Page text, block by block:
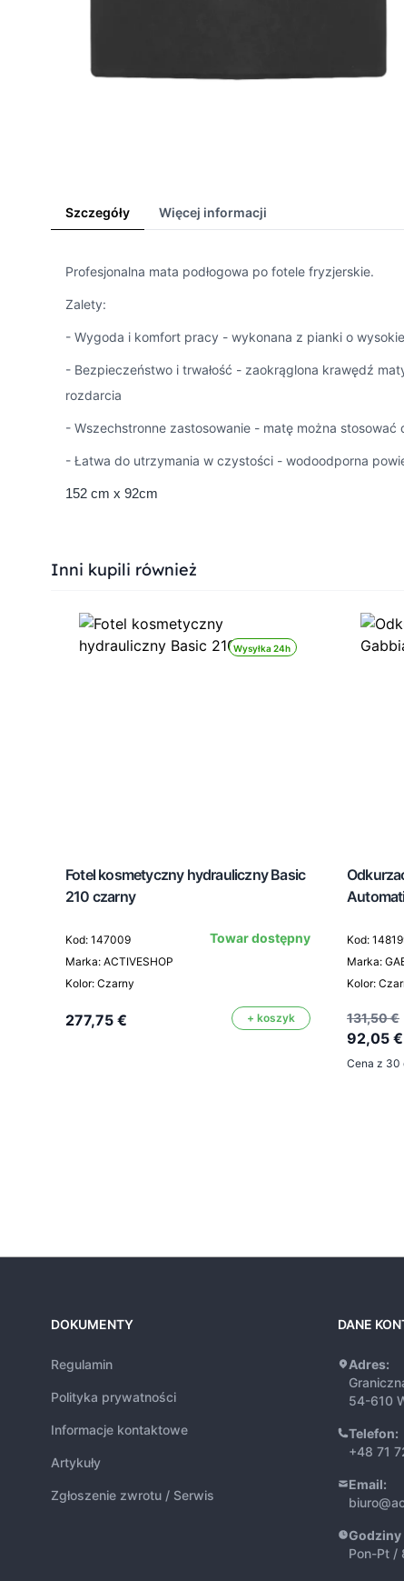
Szczegóły Więcej informacji
Profesjonalna mata podłogowa po fotele fryzjerskie.
Zalety:
- Wygoda i komfort pracy - wykonana z pianki o
- Bezpieczeństwo i trwałość - zaokrąglona krawędź
rozdarcia
- Wszechstronne zastosowanie - matę można
- Łatwa do utrzymania w czystości - wodoodporna
152 cm x 92cm
Press to skip carousel
Inni kupili również
Wysyłka 24h
Fotel kosmetyczny hydrauliczny Basic
210 czarny
Kod: 147009
Marka: ACTIVESHOP
Kolor: Czarny
Towar dostępny
277,75 € + koszyk
Kod:
Marka:
Kolor:
131,50 €
92,05 €
Cena z 30
DOKUMENTY
Regulamin
Polityka prywatności
Informacje kontaktowe
Artykuły
Zgłoszenie zwrotu / Serwis
DANE
Adres:
54-610
Telefon:
+48 71
Email:
Pon-Pt /